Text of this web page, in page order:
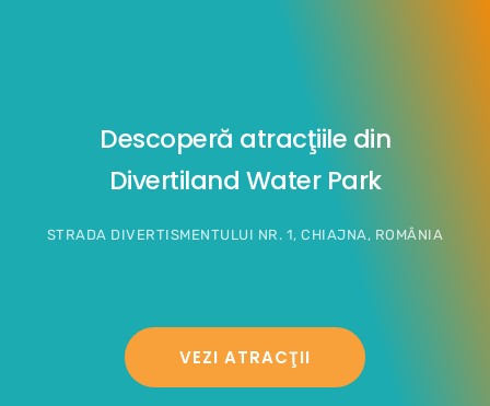
Descoperă atracţiile din
Divertiland Water Park
STRADA DIVERTISMENTULUI NR. 1, CHIAJNA, ROMÂNIA
VEZI ATRACŢII